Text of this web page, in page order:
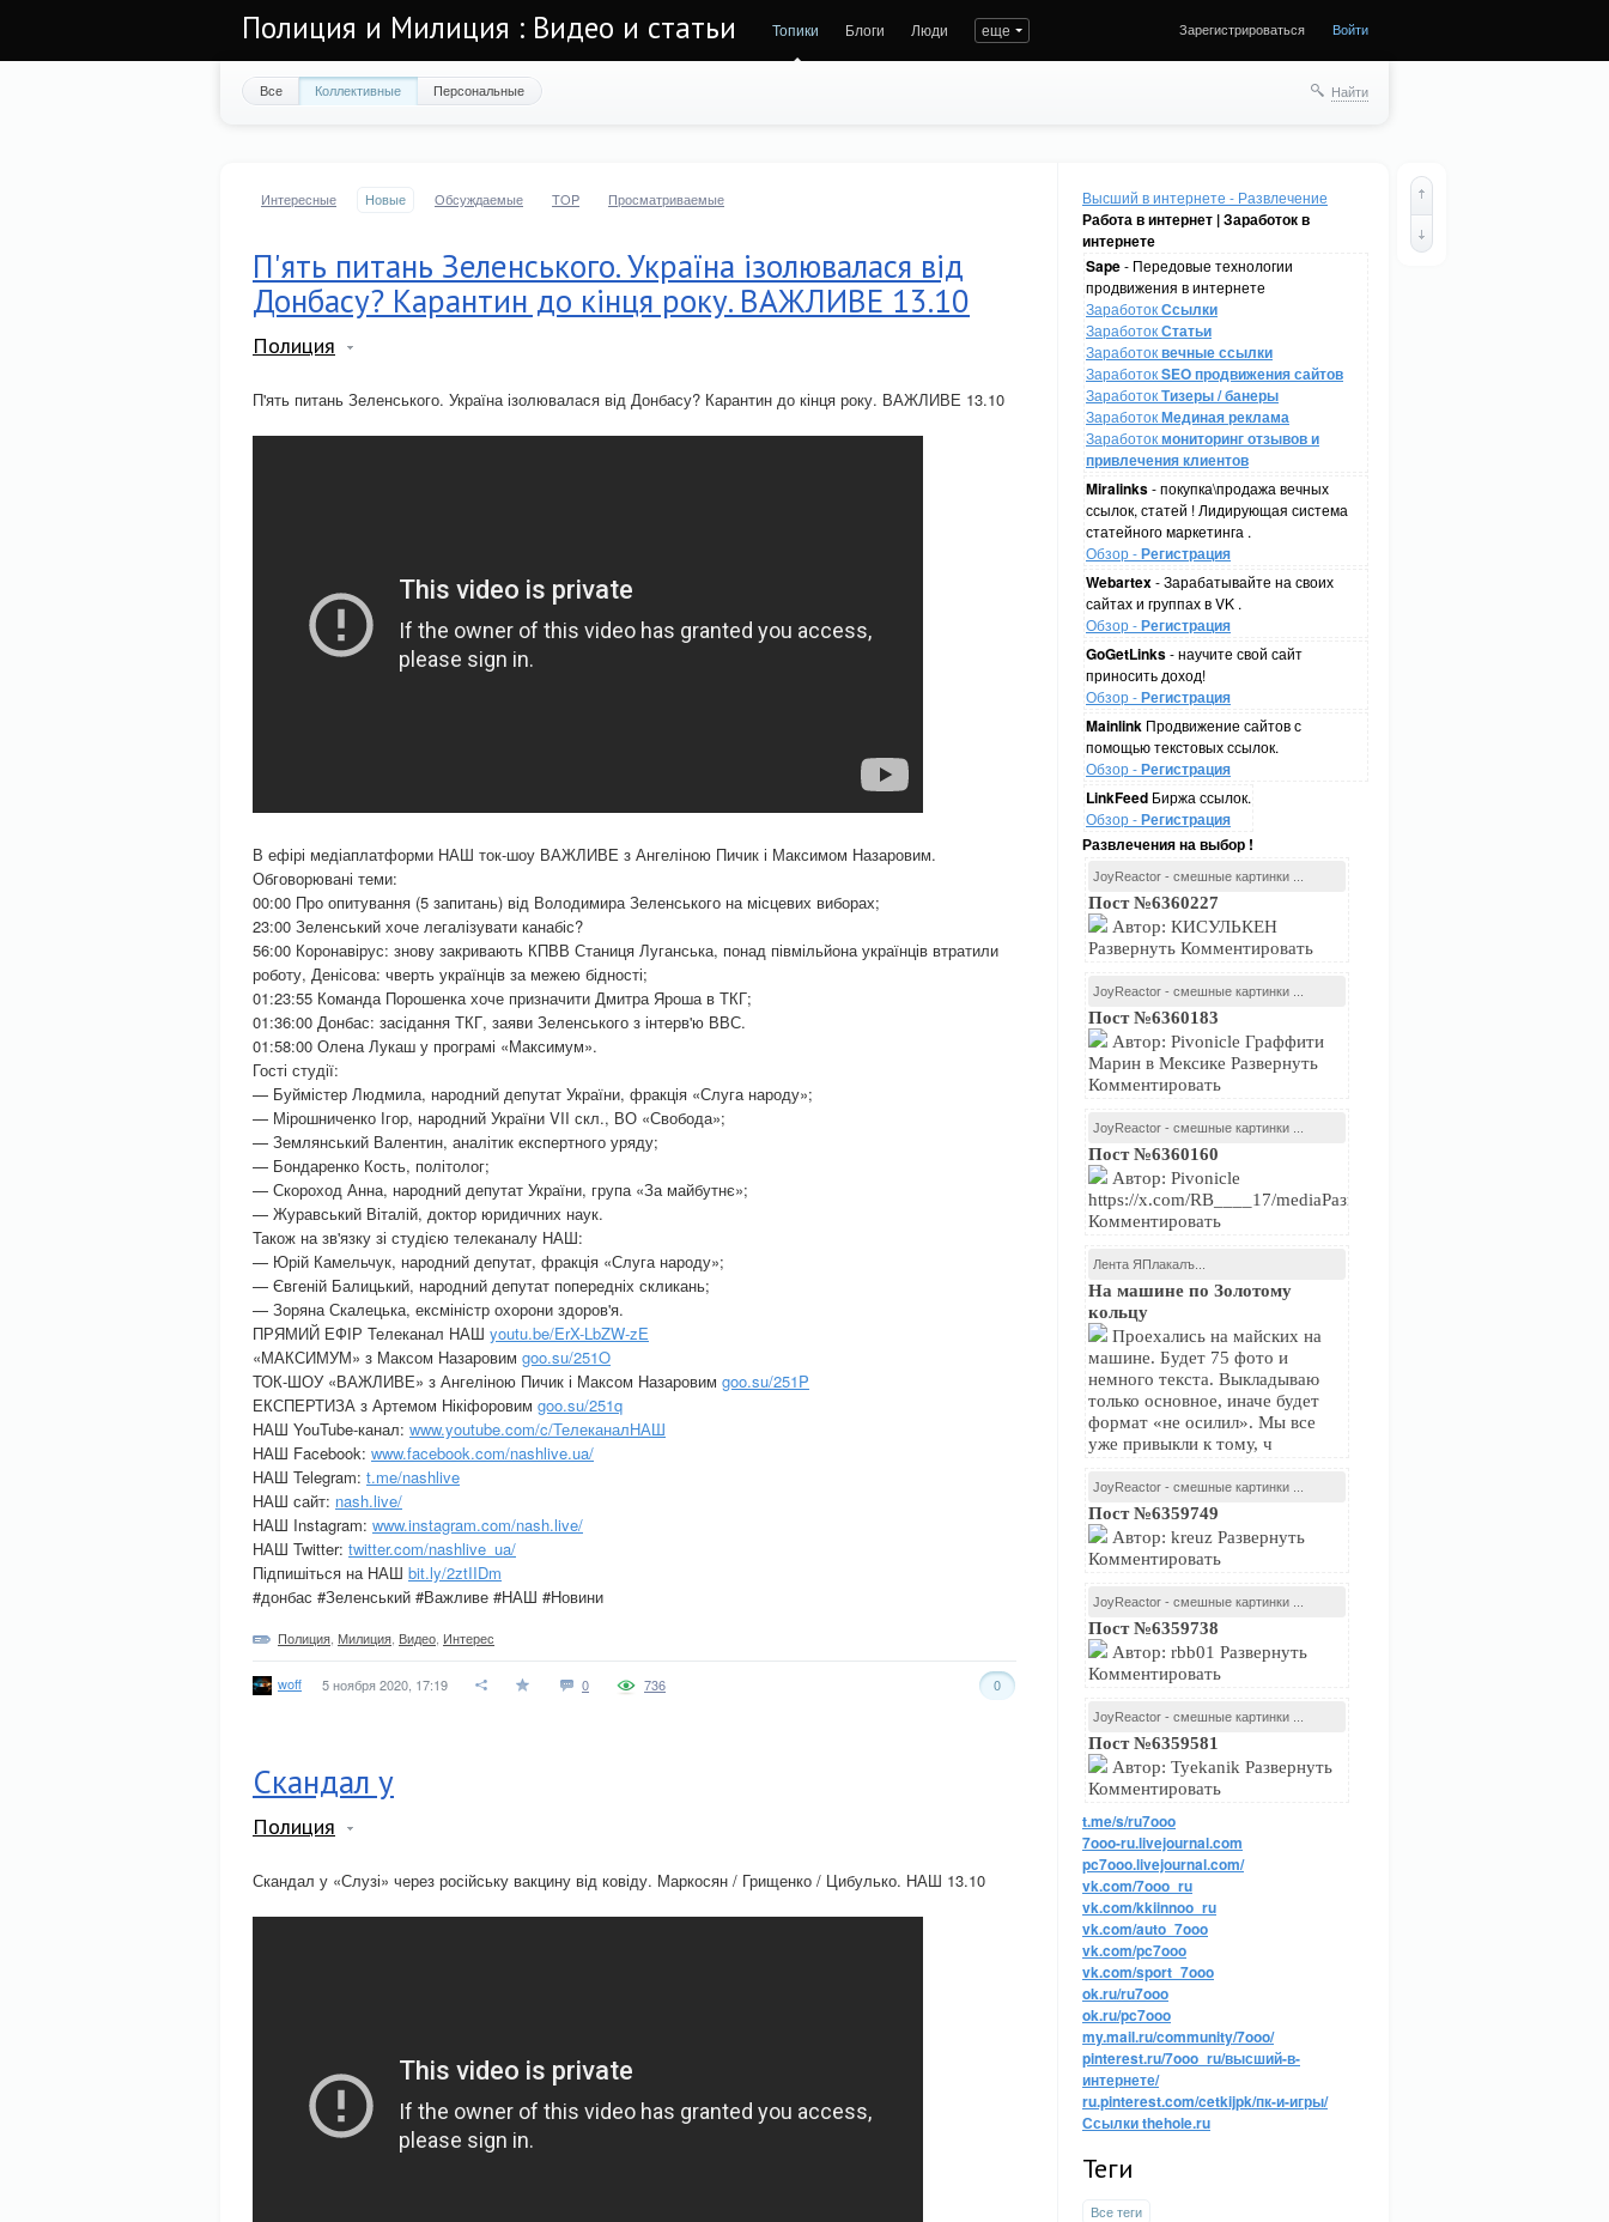
Полиция и Милиция : Видео и статьи Топики Блоги Люди еще Зарегистрироваться Войти
Все Коллективные Персональные Найти
Высший в интернете - Развлечение
Работа в интернет | Заработок в
интернете
Sape- Передовые технологии
продвижения в интернете
ЗаработокСсылки
ЗаработокСтатьи
Заработоквечные ссылки
ЗаработокSEO продвижения сайтов
ЗаработокТизеры / банеры
ЗаработокМединая реклама
Заработокмониторинг отзывов и
привлечения клиентов
Miralinks- покупка\продажа вечных
ссылок, статей ! Лидирующая система
статейного маркетинга .
Обзор -Регистрация
Webartex- Зарабатывайте на своих
сайтах и группах в VK .
Обзор -Регистрация
GoGetLinks- научите свой сайт
приносить доход!
Обзор -Регистрация
Mainlink Продвижение сайтов с
помощью текстовых ссылок.
Обзор -Регистрация
LinkFeed Биржа ссылок.
Обзор -Регистрация
Развлечения на выбор !
JoyReactor - смешные картинки ...
Пост №6360227
Автор: КИСУЛЬКЕН
Развернуть Комментировать
JoyReactor - смешные картинки ...
Пост №6360183
Автор: Pivonicle Граффити
Марин в Мексике Развернуть
Комментировать
JoyReactor - смешные картинки ...
Пост №6360160
Автор: Pivonicle
https://x.com/RB____17/mediaРазвернуть
Комментировать
Лента ЯПлакалъ...
На машине по Золотому
кольцу
Проехались на майских на
машине. Будет 75 фото и
немного текста. Выкладываю
только основное, иначе будет
формат «не осилил». Мы все
уже привыкли к тому, ч
JoyReactor - смешные картинки ...
Пост №6359749
Автор: kreuz Развернуть
Комментировать
JoyReactor - смешные картинки ...
Пост №6359738
Автор: rbb01 Развернуть
Комментировать
JoyReactor - смешные картинки ...
Пост №6359581
Автор: Tyekanik Развернуть
Комментировать
t.me/s/ru7ooo
7ooo-ru.livejournal.com
pc7ooo.livejournal.com/
vk.com/7ooo_ru
vk.com/kkiinnoo_ru
vk.com/auto_7ooo
vk.com/pc7ooo
vk.com/sport_7ooo
ok.ru/ru7ooo
ok.ru/pc7ooo
my.mail.ru/community/7ooo/
pinterest.ru/7ooo_ru/высший-в-
интернете/
ru.pinterest.com/cetkijpk/пк-и-игры/
Ссылки thehole.ru
Теги
Все теги
Интересные Новые Обсуждаемые TOP Просматриваемые
П'ять питань Зеленського. Україна ізолювалася від
Донбасу? Карантин до кінця року. ВАЖЛИВЕ 13.10
Полиция
П'ять питань Зеленського. Україна ізолювалася від Донбасу? Карантин до кінця року. ВАЖЛИВЕ 13.10
В ефірі медіаплатформи НАШ ток-шоу ВАЖЛИВЕ з Ангеліною Пичик і Максимом Назаровим.
Обговорювані теми:
00:00 Про опитування (5 запитань) від Володимира Зеленського на місцевих виборах;
23:00 Зеленський хоче легалізувати канабіс?
56:00 Коронавірус: знову закривають КПВВ Станиця Луганська, понад півмільйона українців втратили
роботу, Денісова: чверть українців за межею бідності;
01:23:55 Команда Порошенка хоче призначити Дмитра Яроша в ТКГ;
01:36:00 Донбас: засідання ТКГ, заяви Зеленського з інтерв'ю ВВС.
01:58:00 Олена Лукаш у програмі «Максимум».
Гості студії:
— Буймістер Людмила, народний депутат України, фракція «Слуга народу»;
— Мірошниченко Ігор, народний України VII скл., ВО «Свобода»;
— Землянський Валентин, аналітик експертного уряду;
— Бондаренко Кость, політолог;
— Скороход Анна, народний депутат України, група «За майбутнє»;
— Журавський Віталій, доктор юридичних наук.
Також на зв'язку зі студією телеканалу НАШ:
— Юрій Камельчук, народний депутат, фракція «Слуга народу»;
— Євгеній Балицький, народний депутат попередніх скликань;
— Зоряна Скалецька, ексміністр охорони здоров'я.
ПРЯМИЙ ЕФІР Телеканал НАШ youtu.be/ErX-LbZW-zE
«МАКСИМУМ» з Максом Назаровим goo.su/251O
ТОК-ШОУ «ВАЖЛИВЕ» з Ангеліною Пичик і Максом Назаровим goo.su/251P
ЕКСПЕРТИЗА з Артемом Нікіфоровим goo.su/251q
НАШ YouTube-канал: www.youtube.com/c/ТелеканалНАШ
НАШ Facebook: www.facebook.com/nashlive.ua/
НАШ Telegram: t.me/nashlive
НАШ сайт: nash.live/
НАШ Instagram: www.instagram.com/nash.live/
НАШ Twitter: twitter.com/nashlive_ua/
Підпишіться на НАШ bit.ly/2ztIIDm
#донбас #Зеленський #Важливе #НАШ #Новини
Полиция Милиция Видео Интерес
woff 5 ноября 2020, 17:19 0 0
736
Скандал у
Полиция
Скандал у «Слузі» через російську вакцину від ковіду. Маркосян / Грищенко / Цибулько. НАШ 13.10